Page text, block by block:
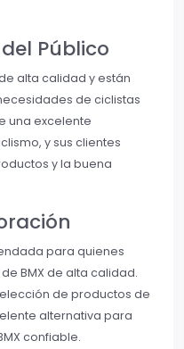
Público
alta calidad y están
de ciclistas
una excelente
y sus clientes
y la buena
para quienes
BMX de alta calidad.
de productos de
alternativa para
confiable.